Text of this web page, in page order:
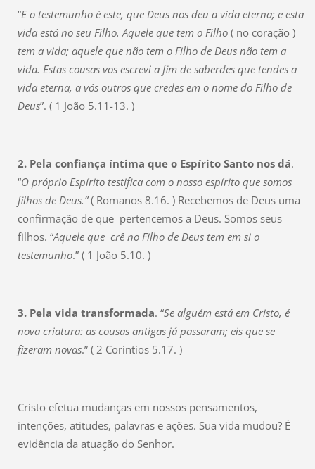
“E o testemunho é este, que Deus nos deu a vida eterna; e esta
vida está no seu Filho. Aquele que tem o Filho ( no coração )
tem a vida; aquele que não tem o Filho de Deus não tem a
vida. Estas cousas vos escrevi a fim de saberdes que tendes a
vida eterna, a vós outros que credes em o nome do Filho de
Deus”. ( 1 João 5.11-13. )
2. Pela confiança íntima que o Espírito Santo nos dá.
“O próprio Espírito testifica com o nosso espírito que somos
filhos de Deus.”( Romanos 8.16. ) Recebemos de Deus uma
confirmação de que pertencemos a Deus. Somos seus
filhos. “Aquele que crê no Filho de Deus tem em si o
testemunho.” ( 1 João 5.10. )
3. Pela vida transformada. “Se alguém está em Cristo, é
nova criatura: as cousas antigas já passaram; eis que se
fizeram novas.” ( 2 Coríntios 5.17. )
Cristo efetua mudanças em nossos pensamentos,
intenções, atitudes, palavras e ações. Sua vida mudou? É
evidência da atuação do Senhor.